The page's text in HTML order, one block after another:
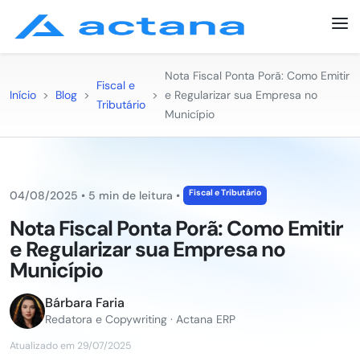
Início > Blog >
Fiscal e
Tributário
>
Nota Fiscal Ponta Porã: Como Emitir
e Regularizar sua Empresa no
Município
04/08/2025 • 5 min de leitura • Fiscal e Tributário
Nota Fiscal Ponta Porã: Como Emitir
e Regularizar sua Empresa no
Município
Bárbara Faria
Redatora e Copywriting · Actana ERP
Atualizado em 29/07/2025